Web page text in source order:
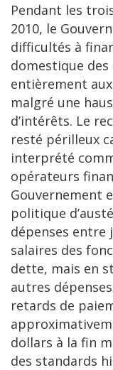
Pendant les
2010, le
difficultés à
domestique des
entièrement
malgré une
d’intérêts. Le
resté périlleux
interprété
opérateurs
Gouvernement
politique
dépenses entre
salaires des
dette, mais en
autres
retards de
dollars à la fin
des standards